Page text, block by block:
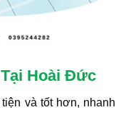
Hoài Đức
và tốt hơn, nhanh